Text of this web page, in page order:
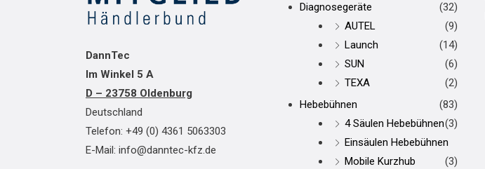
DannTec
Im Winkel 5 A
D – 23758 Oldenburg
Deutschland
Telefon: +49 (0) 4361 5063303
E-Mail: info@danntec-kfz.de
Diagnosegeräte
(32)
AUTEL
(9)
Launch
(14)
SUN
(6)
TEXA
(2)
Hebebühnen
(83)
4 Säulen Hebebühnen(3)
Einsäulen Hebebühnen
(3)
Mobile Kurzhub